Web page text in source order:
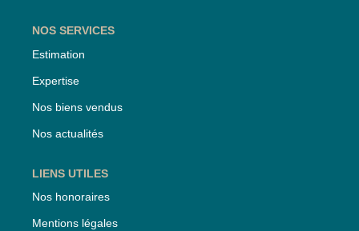
NOS SERVICES
Estimation
Expertise
Nos biens vendus
Nos actualités
LIENS UTILES
Nos honoraires
Mentions légales